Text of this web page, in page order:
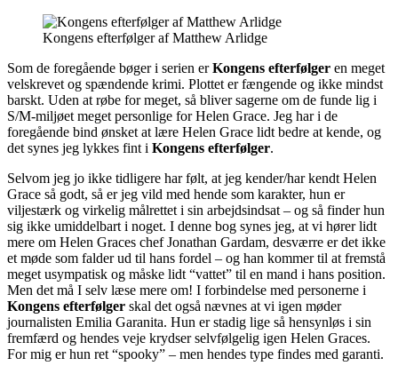
Kongens efterfølger af Matthew Arlidge
Som de foregående bøger i serien erKongens efterfølger en meget
velskrevet og spændende krimi. Plottet er fængende og ikke mindst
barskt. Uden at røbe for meget, så bliver sagerne om de funde lig i
S/M-miljøet meget personlige for Helen Grace. Jeg har i de
foregående bind ønsket at lære Helen Grace lidt bedre at kende, og
det synes jeg lykkes fint i Kongens efterfølger.
Selvom jeg jo ikke tidligere har følt, at jeg kender/har kendt Helen
Grace så godt, så er jeg vild med hende som karakter, hun er
viljestærk og virkelig målrettet i sin arbejdsindsat – og så finder hun
sig ikke umiddelbart i noget. I denne bog synes jeg, at vi hører lidt
mere om Helen Graces chef Jonathan Gardam, desværre er det ikke
et møde som falder ud til hans fordel – og han kommer til at fremstå
meget usympatisk og måske lidt “vattet” til en mand i hans position.
Men det må I selv læse mere om! I forbindelse med personerne i
Kongens efterfølger skal det også nævnes at vi igen møder
journalisten Emilia Garanita. Hun er stadig lige så hensynløs i sin
fremfærd og hendes veje krydser selvfølgelig igen Helen Graces.
For mig er hun ret “spooky” – men hendes type findes med garanti.